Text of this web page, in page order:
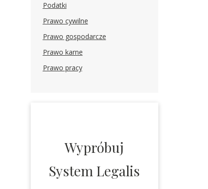
Podatki
Prawo cywilne
Prawo gospodarcze
Prawo karne
Prawo pracy
Wypróbuj
System Legalis